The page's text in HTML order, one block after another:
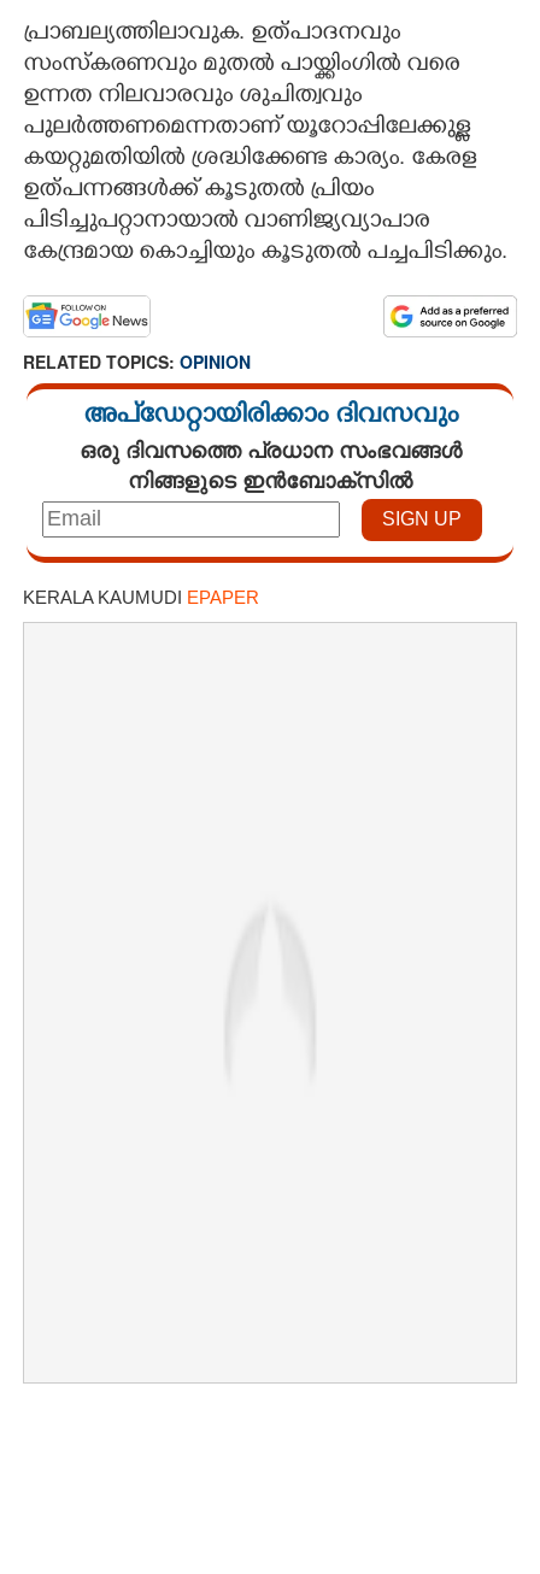
പ്രാബല്യത്തിലാവുക. ഉത്പാദനവും
സംസ്കരണവും മുതൽ പായ്ക്കിംഗിൽ വരെ
ഉന്നത നിലവാരവും ശുചിത്വവും
പുലർത്തണമെന്നതാണ് യൂറോപ്പിലേക്കുള്ള
കയറ്റുമതിയിൽ ശ്രദ്ധിക്കേണ്ട കാര്യം. കേരള
ഉത്പന്നങ്ങൾക്ക് കൂടുതൽ പ്രിയം
പിടിച്ചുപറ്റാനായാൽ വാണിജ്യവ്യാപാര
കേന്ദ്രമായ കൊച്ചിയും കൂടുതൽ പച്ചപിടിക്കും.
RELATED TOPICS: OPINION
അപ്ഡേറ്റായിരിക്കാം ദിവസവും
ഒരു ദിവസത്തെ പ്രധാന സംഭവങ്ങൾ
നിങ്ങളുടെ ഇൻബോക്സിൽ
KERALA KAUMUDI EPAPER
×
Share this link
Copy Link